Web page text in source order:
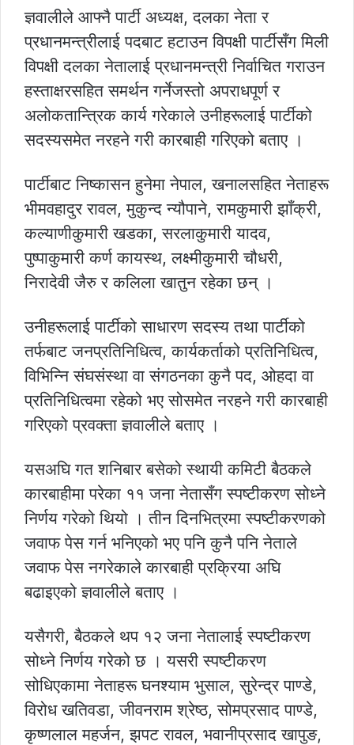
ज्ञवालीले आफ्नै पार्टी अध्यक्ष, दलका नेता र
प्रधानमन्त्रीलाई पदबाट हटाउन विपक्षी पार्टीसँग मिली
विपक्षी दलका नेतालाई प्रधानमन्त्री निर्वाचित गराउन
हस्ताक्षरसहित समर्थन गर्नेजस्तो अपराधपूर्ण र
अलोकतान्त्रिक कार्य गरेकाले उनीहरूलाई पार्टीको
सदस्यसमेत नरहने गरी कारबाही गरिएको बताए ।
पार्टीबाट निष्कासन हुनेमा नेपाल, खनालसहित नेताहरू
भीमवहादुर रावल, मुकुन्द न्यौपाने, रामकुमारी झाँक्री,
कल्याणीकुमारी खडका, सरलाकुमारी यादव,
पुष्पाकुमारी कर्ण कायस्थ, लक्ष्मीकुमारी चौधरी,
निरादेवी जैरु र कलिला खातुन रहेका छन् ।
उनीहरूलाई पार्टीको साधारण सदस्य तथा पार्टीको
तर्फबाट जनप्रतिनिधित्व, कार्यकर्ताको प्रतिनिधित्व,
विभिन्नि संघसंस्था वा संगठनका कुनै पद, ओहदा वा
प्रतिनिधित्वमा रहेको भए सोसमेत नरहने गरी कारबाही
गरिएको प्रवक्ता ज्ञवालीले बताए ।
यसअघि गत शनिबार बसेको स्थायी कमिटी बैठकले
कारबाहीमा परेका ११ जना नेतासँग स्पष्टीकरण सोध्ने
निर्णय गरेको थियो । तीन दिनभित्रमा स्पष्टीकरणको
जवाफ पेस गर्न भनिएको भए पनि कुनै पनि नेताले
जवाफ पेस नगरेकाले कारबाही प्रक्रिया अघि
बढाइएको ज्ञवालीले बताए ।
यसैगरी, बैठकले थप १२ जना नेतालाई स्पष्टीकरण
सोध्ने निर्णय गरेको छ । यसरी स्पष्टीकरण
सोधिएकामा नेताहरू घनश्याम भुसाल, सुरेन्द्र पाण्डे,
विरोध खतिवडा, जीवनराम श्रेष्ठ, सोमप्रसाद पाण्डे,
कृष्णलाल महर्जन, झपट रावल, भवानीप्रसाद खापुङ,